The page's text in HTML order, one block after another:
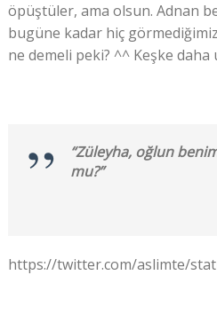
öpüştüler, ama olsun. Adnan
bugüne kadar hiç
ne demeli peki? ^^ Keşke
“Züleyha, oğlun
mu?”
https://twitter.com/aslimte/